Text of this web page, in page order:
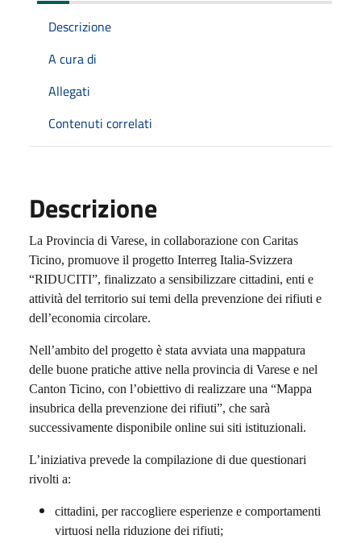
Descrizione
A cura di
Allegati
Contenuti correlati
Descrizione
La Provincia di Varese, in collaborazione con Caritas
Ticino, promuove il progetto Interreg Italia-Svizzera
“RIDUCITI”, finalizzato a sensibilizzare cittadini, enti e
attività del territorio sui temi della prevenzione dei rifiuti e
dell’economia circolare.
Nell’ambito del progetto è stata avviata una mappatura
delle buone pratiche attive nella provincia di Varese e nel
Canton Ticino, con l’obiettivo di realizzare una “Mappa
insubrica della prevenzione dei rifiuti”, che sarà
successivamente disponibile online sui siti istituzionali.
L’iniziativa prevede la compilazione di due questionari
rivolti a:
cittadini, per raccogliere esperienze e comportamenti
virtuosi nella riduzione dei rifiuti;